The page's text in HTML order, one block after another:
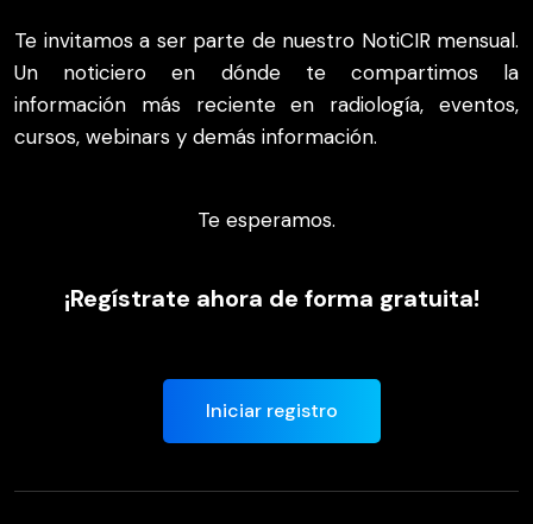
Te invitamos a ser parte de nuestro NotiCIR mensual.
Un noticiero en dónde te compartimos la
información más reciente en radiología, eventos,
cursos, webinars y demás información.
Te esperamos.
¡Regístrate ahora de forma gratuita!
Iniciar registro